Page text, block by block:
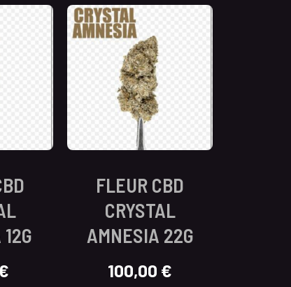
FLEUR CBD
CRYSTAL
AMNESIA 22G
100,00 €